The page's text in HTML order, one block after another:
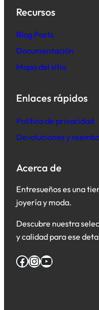
Recursos
Blog Posts
Documentación
Mapa del sitio
Enlaces rápidos
Política de privacidad
Devoluciones y
Acerca de
Entresueños es una
joyería y moda.
Descubre nuestra
y calidad para ese
Facebook InstagramYouTube